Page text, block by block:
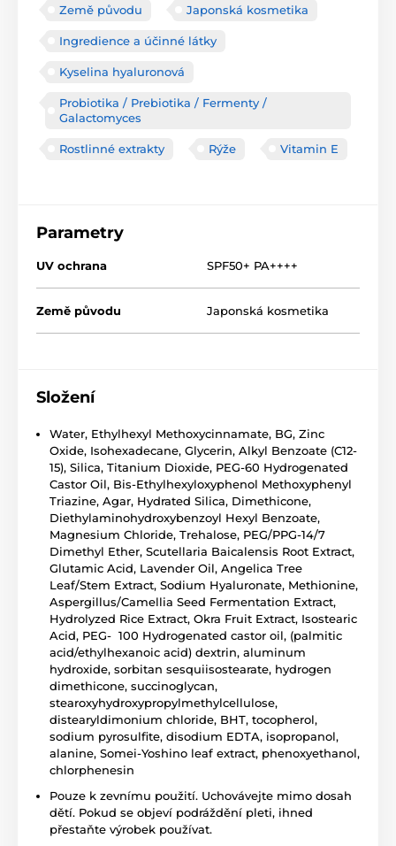
Země původu Japonská kosmetika
Ingredience a účinné látky
Kyselina hyaluronová
Probiotika / Prebiotika / Fermenty /
Galactomyces
Rostlinné extrakty Rýže Vitamin E
Parametry
UV ochrana SPF50+ PA++++
Země původu Japonská kosmetika
Složení
Water, Ethylhexyl Methoxycinnamate, BG, Zinc
Oxide, Isohexadecane, Glycerin, Alkyl Benzoate (C12-
15), Silica, Titanium Dioxide, PEG-60 Hydrogenated
Castor Oil, Bis-Ethylhexyloxyphenol Methoxyphenyl
Triazine, Agar, Hydrated Silica, Dimethicone,
Diethylaminohydroxybenzoyl Hexyl Benzoate,
Magnesium Chloride, Trehalose, PEG/PPG-14/7
Dimethyl Ether, Scutellaria Baicalensis Root Extract,
Glutamic Acid, Lavender Oil, Angelica Tree
Leaf/Stem Extract, Sodium Hyaluronate, Methionine,
Aspergillus/Camellia Seed Fermentation Extract,
Hydrolyzed Rice Extract, Okra Fruit Extract, Isostearic
Acid, PEG- 100 Hydrogenated castor oil, (palmitic
acid/ethylhexanoic acid) dextrin, aluminum
hydroxide, sorbitan sesquiisostearate, hydrogen
dimethicone, succinoglycan,
stearoxyhydroxypropylmethylcellulose,
distearyldimonium chloride, BHT, tocopherol,
sodium pyrosulfite, disodium EDTA, isopropanol,
alanine, Somei-Yoshino leaf extract, phenoxyethanol,
chlorphenesin
Pouze k zevnímu použití. Uchovávejte mimo dosah
dětí. Pokud se objeví podráždění pleti, ihned
přestaňte výrobek používat.